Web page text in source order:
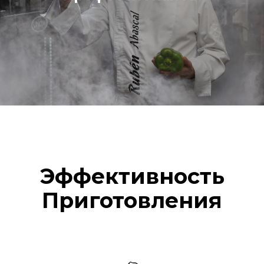
Эффективность
Приготовления